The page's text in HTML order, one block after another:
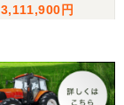
3,111,900